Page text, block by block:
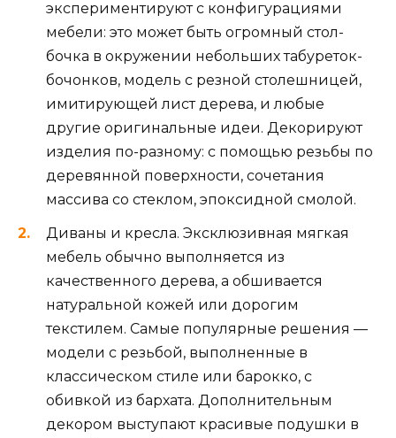
экспериментируют с конфигурациями
мебели: это может быть огромный стол-
бочка в окружении небольших табуреток-
бочонков, модель с резной столешницей,
имитирующей лист дерева, и любые
другие оригинальные идеи. Декорируют
изделия по-разному: с помощью резьбы по
деревянной поверхности, сочетания
массива со стеклом, эпоксидной смолой.
Диваны и кресла. Эксклюзивная мягкая
мебель обычно выполняется из
качественного дерева, а обшивается
натуральной кожей или дорогим
текстилем. Самые популярные решения —
модели с резьбой, выполненные в
классическом стиле или барокко, с
обивкой из бархата. Дополнительным
декором выступают красивые подушки в